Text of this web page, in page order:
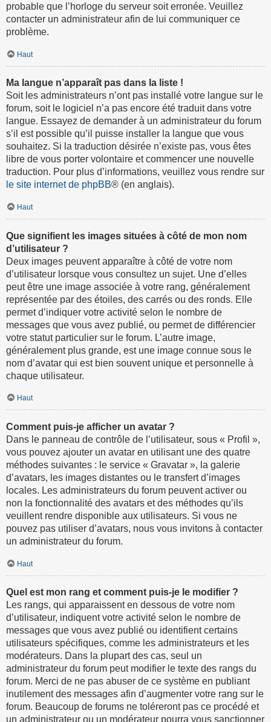
probable que l’horloge du serveur soit erronée. Veuillez
contacter un administrateur afin de lui communiquer ce
problème.
Haut
Ma langue n’apparaît pas dans la liste !
Soit les administrateurs n’ont pas installé votre langue sur le
forum, soit le logiciel n’a pas encore été traduit dans votre
langue. Essayez de demander à un administrateur du forum
s’il est possible qu’il puisse installer la langue que vous
souhaitez. Si la traduction désirée n’existe pas, vous êtes
libre de vous porter volontaire et commencer une nouvelle
traduction. Pour plus d’informations, veuillez vous rendre sur
le site internet de phpBB® (en anglais).
Haut
Que signifient les images situées à côté de mon nom
d’utilisateur ?
Deux images peuvent apparaître à côté de votre nom
d’utilisateur lorsque vous consultez un sujet. Une d’elles
peut être une image associée à votre rang, généralement
représentée par des étoiles, des carrés ou des ronds. Elle
permet d’indiquer votre activité selon le nombre de
messages que vous avez publié, ou permet de différencier
votre statut particulier sur le forum. L’autre image,
généralement plus grande, est une image connue sous le
nom d’avatar qui est bien souvent unique et personnelle à
chaque utilisateur.
Haut
Comment puis-je afficher un avatar ?
Dans le panneau de contrôle de l’utilisateur, sous « Profil »,
vous pouvez ajouter un avatar en utilisant une des quatre
méthodes suivantes : le service « Gravatar », la galerie
d’avatars, les images distantes ou le transfert d’images
locales. Les administrateurs du forum peuvent activer ou
non la fonctionnalité des avatars et des méthodes qu’ils
veuillent rendre disponible aux utilisateurs. Si vous ne
pouvez pas utiliser d’avatars, nous vous invitons à contacter
un administrateur du forum.
Haut
Quel est mon rang et comment puis-je le modifier ?
Les rangs, qui apparaissent en dessous de votre nom
d’utilisateur, indiquent votre activité selon le nombre de
messages que vous avez publié ou identifient certains
utilisateurs spécifiques, comme les administrateurs et les
modérateurs. Dans la plupart des cas, seul un
administrateur du forum peut modifier le texte des rangs du
forum. Merci de ne pas abuser de ce système en publiant
inutilement des messages afin d’augmenter votre rang sur le
forum. Beaucoup de forums ne toléreront pas ce procédé et
un administrateur ou un modérateur pourra vous sanctionner